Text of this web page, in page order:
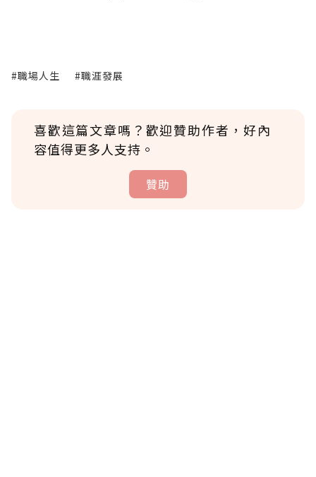
#職場人生 #職涯發展
喜歡這篇文章嗎？歡迎贊助作者，好內
容值得更多人支持。
贊助